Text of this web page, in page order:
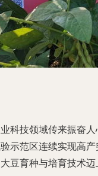
科技领域传来振奋
示范区连续实现高
豆育种与培育技术迈